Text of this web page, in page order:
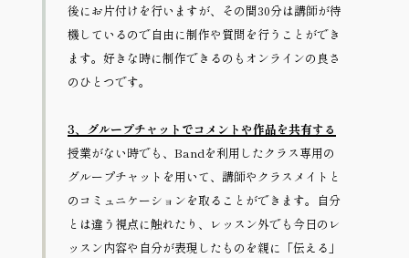
後にお片付けを行いますが、その間30分は講師が待
機しているので自由に制作や質問を行うことができ
ます。好きな時に制作できるのもオンラインの良さ
のひとつです。
3、グループチャットでコメントや作品を共有する
授業がない時でも、Bandを利用したクラス専用の
グループチャットを用いて、講師やクラスメイトと
のコミュニケーションを取ることができます。自分
とは違う視点に触れたり、レッスン外でも今日のレ
ッスン内容や自分が表現したものを親に「伝える」